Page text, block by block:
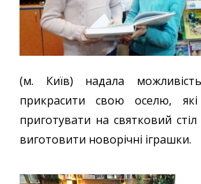
(м. Київ) надала
прикрасити свою оселю,
приготувати на святковий
виготовити новорічні іграшки.